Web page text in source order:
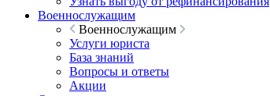
Военнослужащим
Военнослужащим
Услуги юриста
База знаний
Вопросы и ответы
Акции